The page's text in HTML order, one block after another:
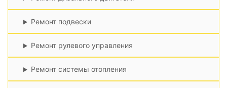
Ремонт подвески
Ремонт рулевого управления
Ремонт системы отопления